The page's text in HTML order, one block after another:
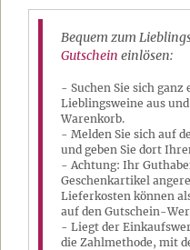
Bequem zum
Gutschein einlösen:
- Suchen Sie sich
Lieblingsweine aus
Warenkorb.
- Melden Sie sich auf
und geben Sie dort
- Achtung: Ihr
Geschenkartikel
Lieferkosten können
auf den Gutschein-
- Liegt der
die Zahlmethode, mit